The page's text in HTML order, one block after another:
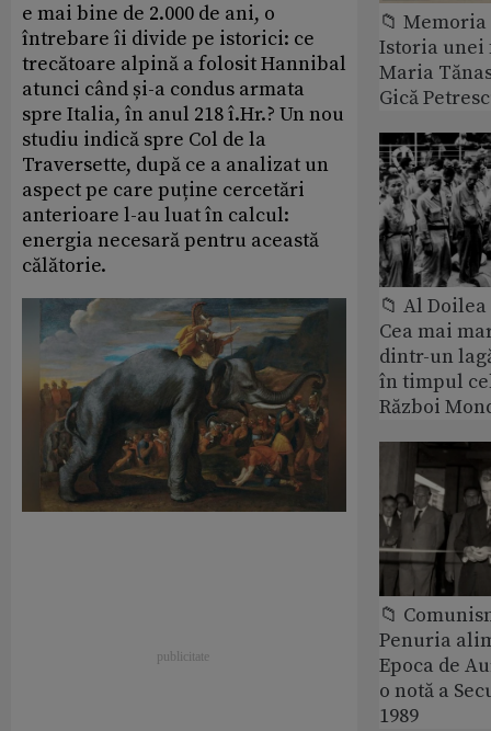
e mai bine de 2.000 de ani, o
întrebare îi divide pe istorici: ce
trecătoare alpină a folosit Hannibal
atunci când și-a condus armata
spre Italia, în anul 218 î.Hr.? Un nou
studiu indică spre Col de la
Traversette, după ce a analizat un
aspect pe care puține cercetări
anterioare l-au luat în calcul:
energia necesară pentru această
călătorie.
📁
Istoria
Maria
Gică
📁 Al
Cea mai
dintr-un
în timpul
Război
📁
Penuria
Epoca de
o notă a
1989